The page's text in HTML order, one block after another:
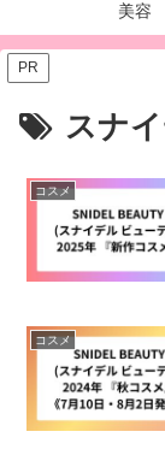
美容
PR
スナ
コスメ
コスメ